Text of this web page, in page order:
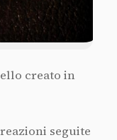
creato in
seguite